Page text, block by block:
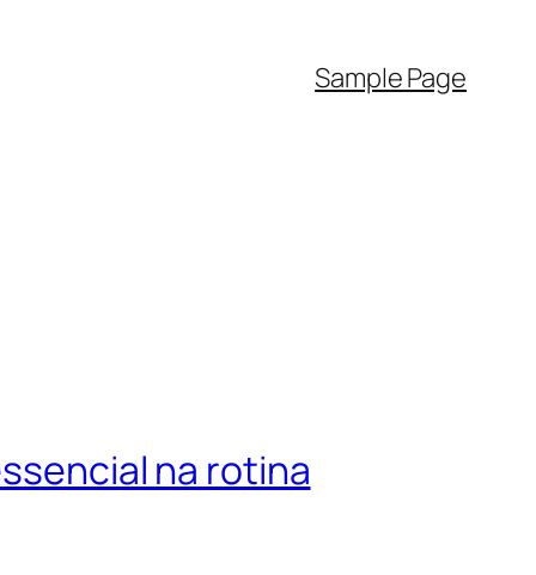
Sample Page
na rotina